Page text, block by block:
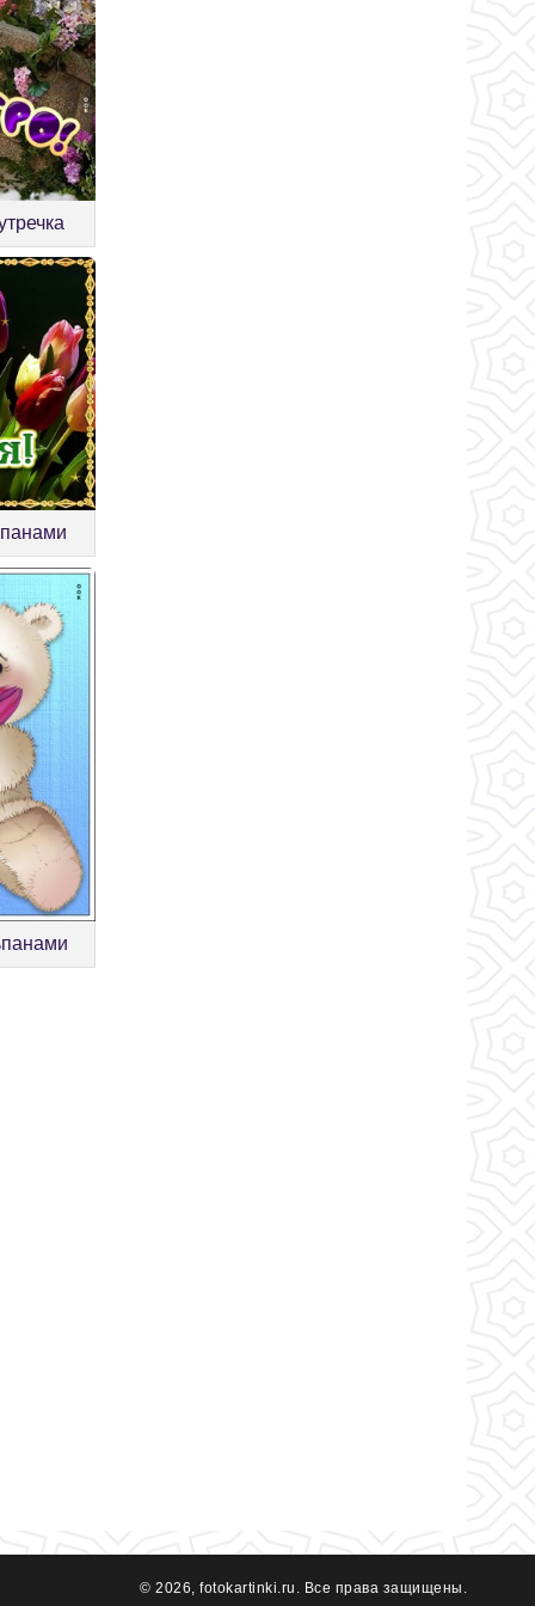
© 2026, fotokartinki.ru. Все права защищены.